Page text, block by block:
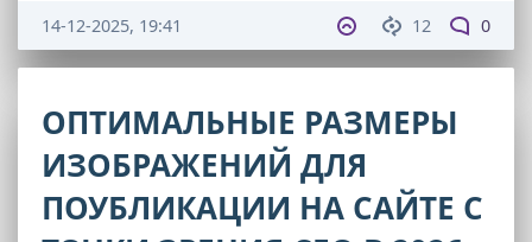
12 0
14-12-2025, 19:41
ОПТИМАЛЬНЫЕ РАЗМЕРЫ
ИЗОБРАЖЕНИЙ ДЛЯ
ПОУБЛИКАЦИИ НА САЙТЕ С